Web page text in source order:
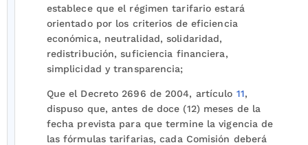
establece que el régimen tarifario estará
orientado por los criterios de eficiencia
económica, neutralidad, solidaridad,
redistribución, suficiencia financiera,
simplicidad y transparencia;
Que el Decreto 2696 de 2004, artículo 11,
dispuso que, antes de doce (12) meses de la
fecha prevista para que termine la vigencia de
las fórmulas tarifarias, cada Comisión deberá